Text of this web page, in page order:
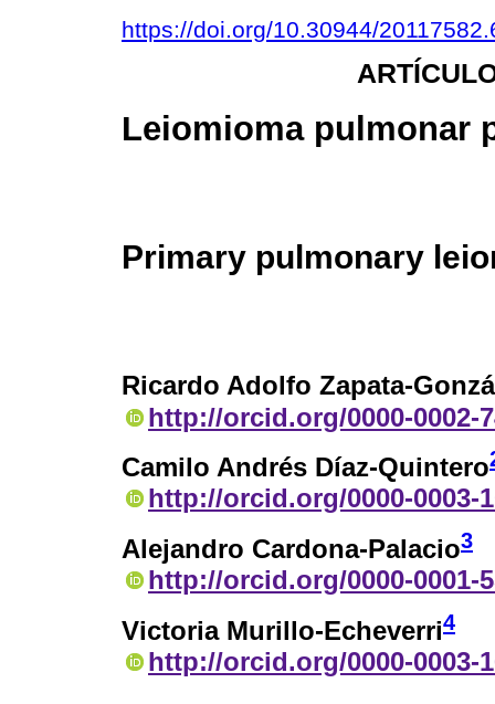
https://doi.org/10.30944/
Leiomioma pulmonar
Primary pulmonary
Ricardo Adolfo Zapata-
http://orcid.org/0000-0002-
Camilo Andrés Díaz-Quintero
http://orcid.org/0000-0003-
Alejandro Cardona-Palacio3
http://orcid.org/0000-0001-
Victoria Murillo-Echeverri4
http://orcid.org/0000-0003-